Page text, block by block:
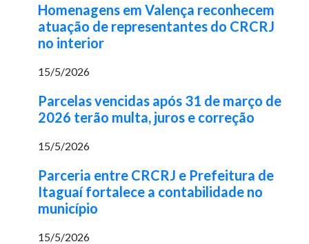
Homenagens em Valença reconhecem
atuação de representantes do CRCRJ
no interior
15/5/2026
Parcelas vencidas após 31 de março de
2026 terão multa, juros e correção
15/5/2026
Parceria entre CRCRJ e Prefeitura de
Itaguaí fortalece a contabilidade no
município
15/5/2026